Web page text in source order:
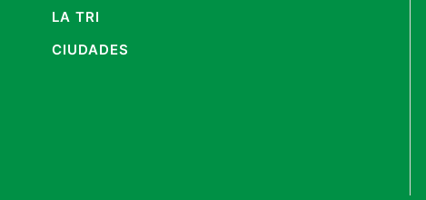
LA TRI
CIUDADES